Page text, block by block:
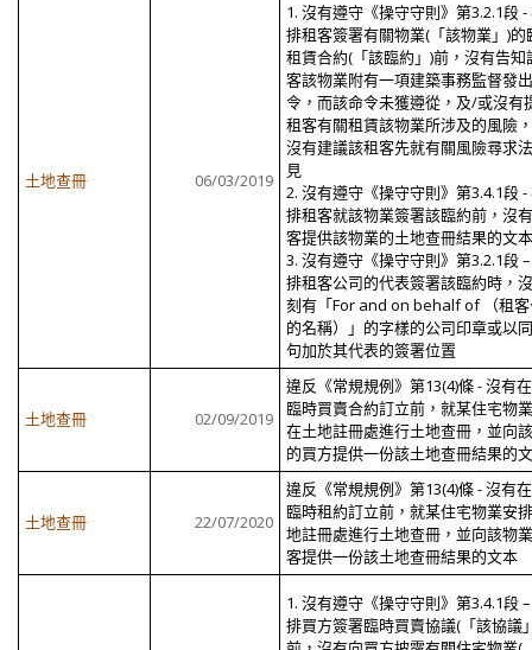
土地查冊 06/03/2019
1. 沒有遵守《操守守則》第3.2.1段 -
排租客簽署有關物業(「該物業」)的
租賃合約(「該臨約」)前，沒有告知
客該物業附有一項建築事務監督發
令，而該命令未獲遵從，及/或沒有
租客有關租賃該物業所涉及的風險
沒有建議該租客先就有關風險尋求
見
2. 沒有遵守《操守守則》第3.4.1段 -
排租客就該物業簽署該臨約前，沒
客提供該物業的土地查冊結果的文本
3. 沒有遵守《操守守則》第3.2.1段
排租客公司的代表簽署該臨約時，
刻有「For and on behalf of （租
的名稱）」的字樣的公司印章或以
句加於其代表的簽署位置
土地查冊 02/09/2019
違反《常規規例》第13(4)條 - 沒有
臨時買賣合約訂立前，就某住宅物
在土地註冊處進行土地查冊，並向
的買方提供一份該土地查冊結果的
土地查冊 22/07/2020
違反《常規規例》第13(4)條 - 沒有
臨時租約訂立前，就某住宅物業安
地註冊處進行土地查冊，並向該物
客提供一份該土地查冊結果的文本
1. 沒有遵守《操守守則》第3.4.1段
排買方簽署臨時買賣協議(「該協議